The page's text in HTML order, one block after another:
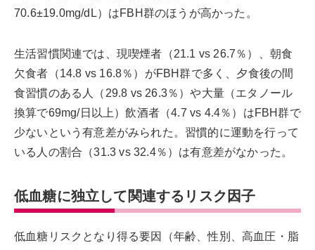
70.6±19.0mg/dL）はFBH群のほうが高かった。
生活習慣関連では、現喫煙者（21.1 vs 26.7％）、朝食
欠食者（14.8 vs 16.8％）がFBH群で多く、夕食後の間
食習慣のある人（29.8 vs 26.3％）や大量（エタノール
換算で69mg/日以上）飲酒者（4.7 vs 4.4％）はFBH群で
少ないという有意差がみられた。習慣的に運動を行って
いる人の割合（31.3 vs 32.4％）は有意差がなかった。
低血糖に独立して関連するリスク因子
低血糖リスクとなり得る要因（年齢、性別、高血圧・脂